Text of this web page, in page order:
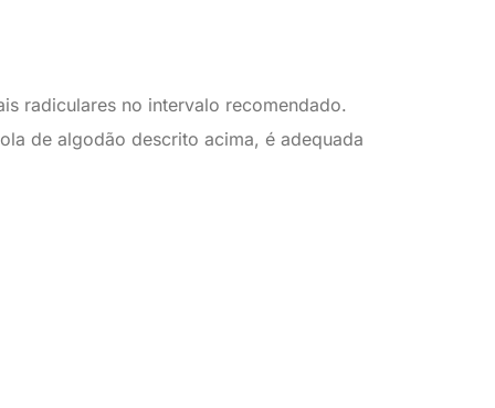
radiculares no intervalo recomendado.
de algodão descrito acima, é adequada